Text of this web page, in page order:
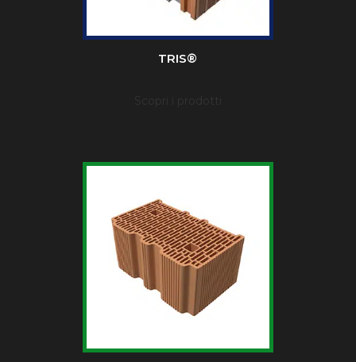
TRIS®